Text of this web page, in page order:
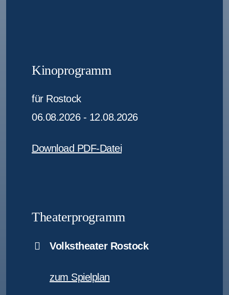
Kinoprogramm
für Rostock
06.08.2026 - 12.08.2026
Download PDF-Datei
Theaterprogramm
Volkstheater Rostock
zum Spielplan